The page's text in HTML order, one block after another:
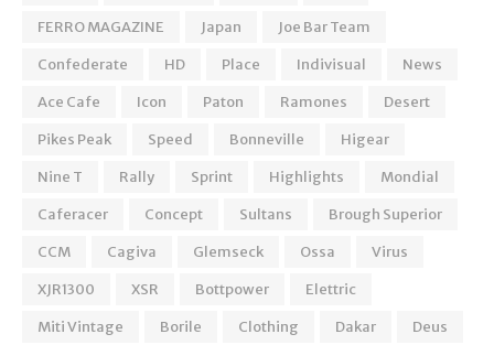
FERRO MAGAZINE
Japan
Joe Bar Team
Confederate
HD Place Indivisual
News
Ace Cafe
Icon Paton Ramones
Desert
Pikes Peak
Speed Bonneville
Higear
Nine T
Rally Sprint Highlights
Mondial
Caferacer
Concept Sultans
Brough Superior
CCM
Cagiva Glemseck Ossa
Virus
XJR1300
XSR Bottpower
Elettric
Miti Vintage
Borile Clothing Dakar Deus